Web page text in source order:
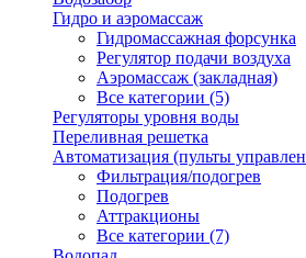
Гидро и аэромассаж
Гидромассажная форсунка
Регулятор подачи воздуха
Аэромассаж (закладная)
Все категории (5)
Регуляторы уровня воды
Переливная решетка
Автоматизация (пульты
Фильтрация/подогрев
Подогрев
Аттракционы
Все категории (7)